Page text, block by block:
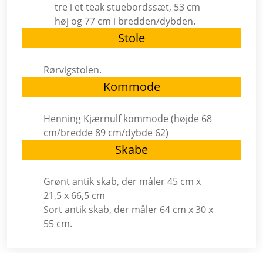
tre i et teak stuebordssæt, 53 cm
høj og 77 cm i bredden/dybden.
Stole
Rørvigstolen.
Kommode
Henning Kjærnulf kommode (højde 68
cm/bredde 89 cm/dybde 62)
Skabe
Grønt antik skab, der måler 45 cm x
21,5 x 66,5 cm
Sort antik skab, der måler 64 cm x 30 x
55 cm.